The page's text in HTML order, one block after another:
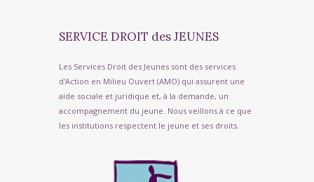
SERVICE DROIT des JEUNES
Les Services Droit des Jeunes sont des services
d'Action en Milieu Ouvert (AMO) qui assurent une
aide sociale et juridique et, à la demande, un
accompagnement du jeune. Nous veillons à ce que
les institutions respectent le jeune et ses droits.